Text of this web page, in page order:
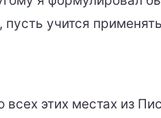
учится
всех этих местах из